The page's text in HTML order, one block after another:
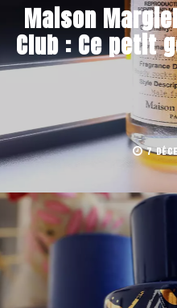
Maison
Club : Ce petit
7